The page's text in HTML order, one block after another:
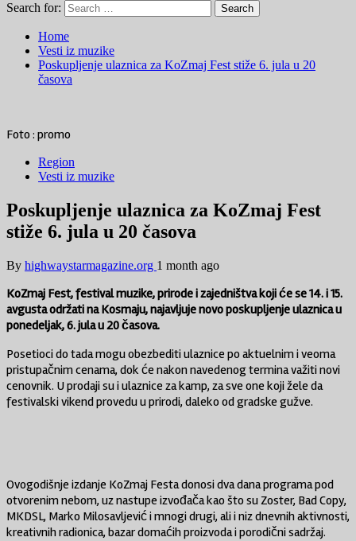
Search for:
Home
Vesti iz muzike
Poskupljenje ulaznica za KoZmaj Fest stiže 6. jula u 20
časova
Foto : promo
Region
Vesti iz muzike
Poskupljenje ulaznica za KoZmaj Fest
stiže 6. jula u 20 časova
By highwaystarmagazine.org 1 month ago
KoZmaj Fest, festival muzike, prirode i zajedništva koji će se 14. i 15.
avgusta održati na Kosmaju, najavljuje novo poskupljenje ulaznica u
ponedeljak, 6. jula u 20 časova.
Posetioci do tada mogu obezbediti ulaznice po aktuelnim i veoma
pristupačnim cenama, dok će nakon navedenog termina važiti novi
cenovnik. U prodaji su i ulaznice za kamp, za sve one koji žele da
festivalski vikend provedu u prirodi, daleko od gradske gužve.
Ovogodišnje izdanje KoZmaj Festa donosi dva dana programa pod
otvorenim nebom, uz nastupe izvođača kao što su Zoster, Bad Copy,
MKDSL, Marko Milosavljević i mnogi drugi, ali i niz dnevnih aktivnosti,
kreativnih radionica, bazar domaćih proizvoda i porodični sadržaj.